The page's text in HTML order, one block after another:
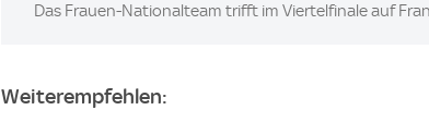
Image:
Das Frauen-Nationalteam trifft im Viertelfinale auf
Weiterempfehlen: